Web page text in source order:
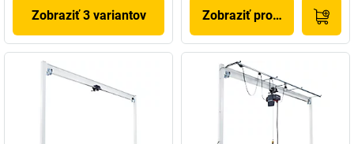
Zobraziť 3 variantov Zobraziť produkt